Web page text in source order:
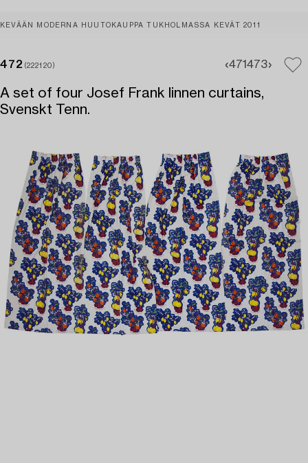
KEVÄÄN MODERNA HUUTOKAUPPA TUKHOLMASSA KEVÄT 2011
472 (222120) 471473
A set of four Josef Frank linnen curtains,
Svenskt Tenn.